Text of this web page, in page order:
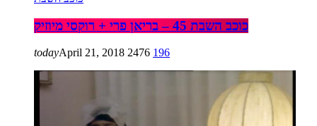
כוכב השבת 45 – בריאן פרי + רוקסי מיוזיק
todayApril 21, 2018 2476 196